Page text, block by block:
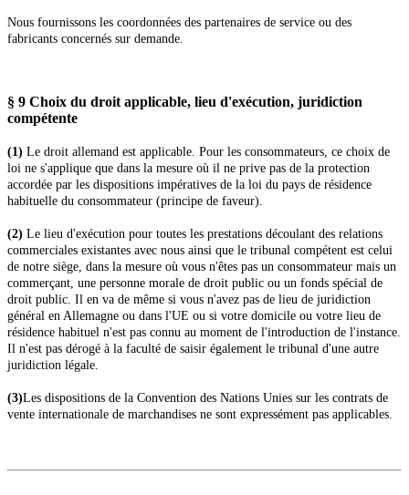
Nous fournissons les coordonnées des partenaires de service ou des
fabricants concernés sur demande.
§ 9 Choix du droit applicable, lieu d'exécution, juridiction
compétente
(1) Le droit allemand est applicable. Pour les consommateurs, ce choix de
loi ne s'applique que dans la mesure où il ne prive pas de la protection
accordée par les dispositions impératives de la loi du pays de résidence
habituelle du consommateur (principe de faveur).
(2) Le lieu d'exécution pour toutes les prestations découlant des relations
commerciales existantes avec nous ainsi que le tribunal compétent est celui
de notre siège, dans la mesure où vous n'êtes pas un consommateur mais un
commerçant, une personne morale de droit public ou un fonds spécial de
droit public. Il en va de même si vous n'avez pas de lieu de juridiction
général en Allemagne ou dans l'UE ou si votre domicile ou votre lieu de
résidence habituel n'est pas connu au moment de l'introduction de l'instance.
Il n'est pas dérogé à la faculté de saisir également le tribunal d'une autre
juridiction légale.
(3)Les dispositions de la Convention des Nations Unies sur les contrats de
vente internationale de marchandises ne sont expressément pas applicables.